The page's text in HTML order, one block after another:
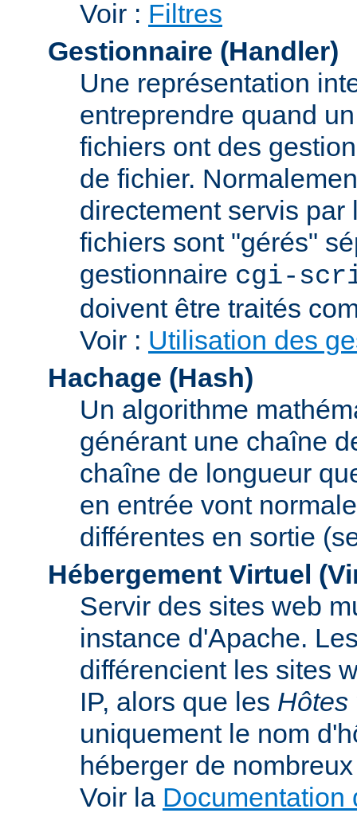
Voir : Filtres
Gestionnaire (Handler)
Une représentation
entreprendre quand
fichiers ont des
de fichier.
directement servis par
fichiers sont "gérés"
gestionnaire cgi-
doivent être traités
Voir : Utilisation des
Hachage (Hash)
Un algorithme
générant une chaîne
chaîne de longueur
en entrée vont
différentes en sortie
Hébergement Virtuel
Servir des sites web
instance d'Apache.
différencient les sites
IP, alors que les Hôtes
uniquement le nom
héberger de
Voir la Documentation